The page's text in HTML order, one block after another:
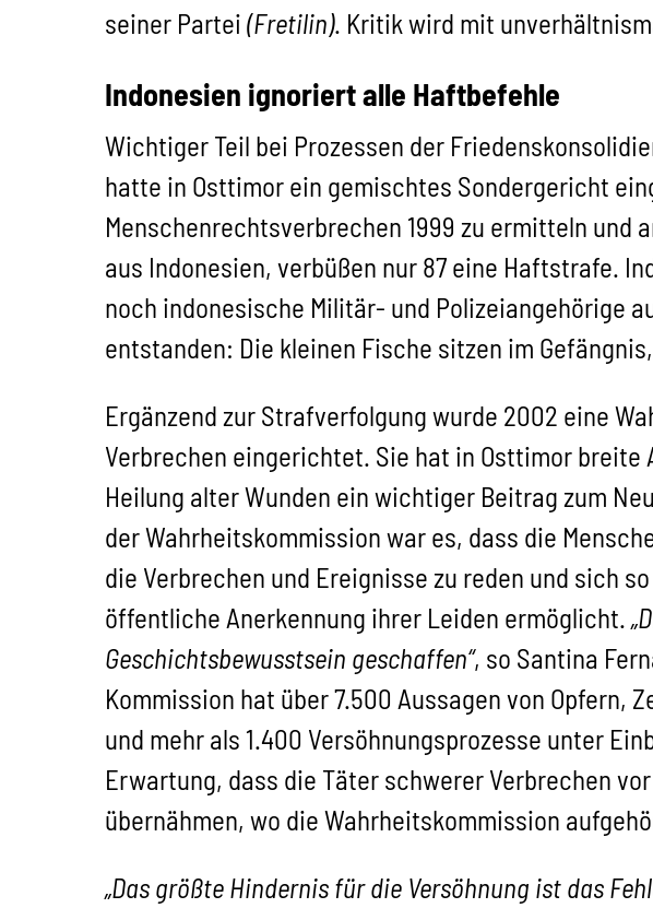
seiner Partei (Fretilin). Kritik wird mit
Indonesien ignoriert alle Haftbefehle
Wichtiger Teil bei Prozessen der
hatte in Osttimor ein gemischtes Sondergericht
Menschenrechtsverbrechen 1999 zu ermitteln und
aus Indonesien, verbüßen nur 87 eine Haftstrafe.
noch indonesische Militär- und Polizeiangehörige
entstanden: Die kleinen Fische sitzen im
Ergänzend zur Strafverfolgung wurde 2002 eine
Verbrechen eingerichtet. Sie hat in Osttimor
Heilung alter Wunden ein wichtiger Beitrag zum
der Wahrheitskommission war es, dass die
die Verbrechen und Ereignisse zu reden und sich
öffentliche Anerkennung ihrer Leiden ermöglicht.
Geschichtsbewusstsein geschaffen“, so Santina
Kommission hat über 7.500 Aussagen von Opfern,
und mehr als 1.400 Versöhnungsprozesse unter
Erwartung, dass die Täter schwerer Verbrechen
übernähmen, wo die Wahrheitskommission
„Das größte Hindernis für die Versöhnung ist das